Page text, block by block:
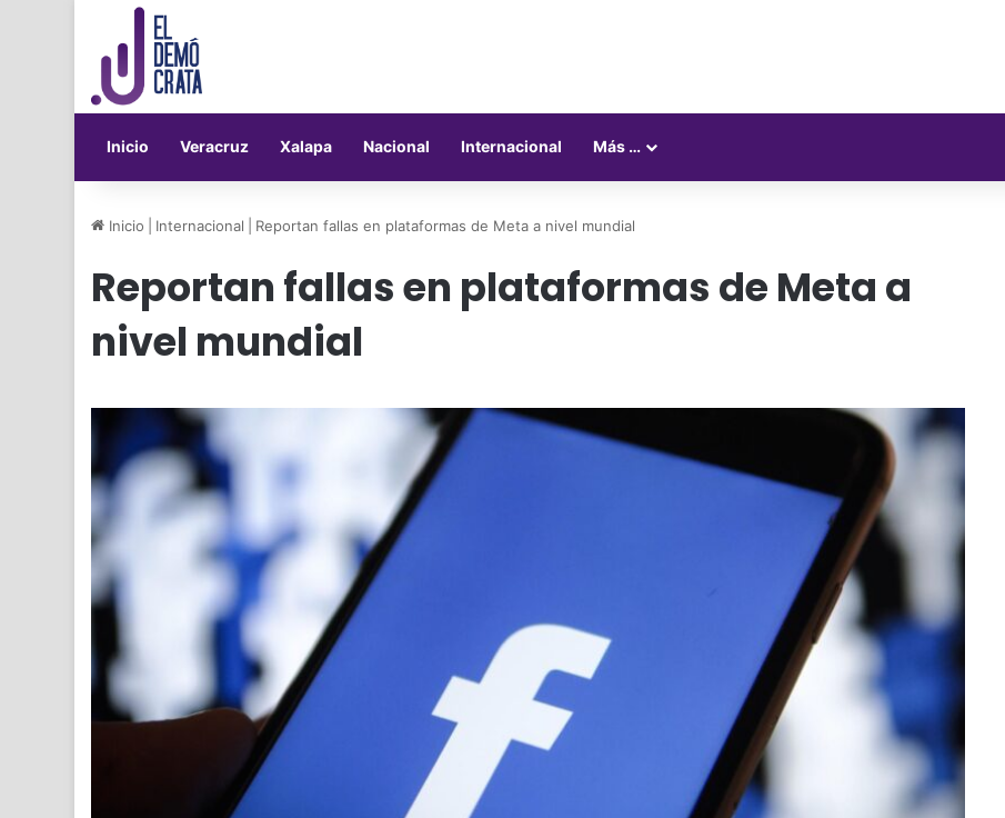
Inicio Veracruz Xalapa Nacional Internacional Más …
Inicio Internacional Reportan fallas en plataformas de Meta a nivel mundial
Reportan fallas en plataformas de Meta a
nivel mundial